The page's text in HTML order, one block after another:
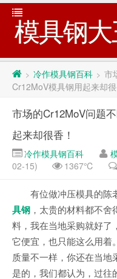
模具钢
> 冷作模具钢百科 > 市
Cr12MoV模具钢用起来却很
市场的Cr12MoV问题
起来却很香！
冷作模具钢百科
02-15)
1367℃
有位做冲压模具的陈
具钢 ，太贵的材料都不
料，我在当地采购就好了
它便宜，也只能这么用着
质量不一样，你还在当地
是的，我们都认为，过往